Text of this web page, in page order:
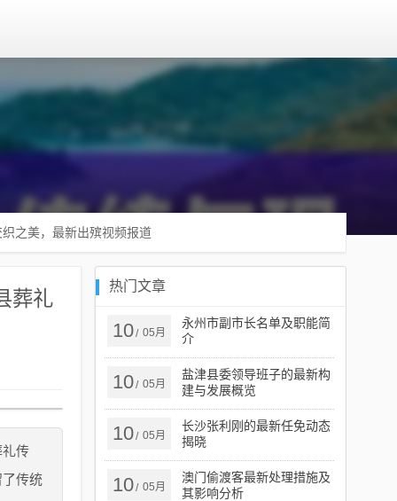
之美，最新出殡视频报道
葬礼
传
传统
热门文章
10/ 05月
永州市副市长名单及职能简
介
10/ 05月
盐津县委领导班子的最新构
建与发展概览
10/ 05月
长沙张利刚的最新任免动态
揭晓
10/ 05月
澳门偷渡客最新处理措施及
其影响分析